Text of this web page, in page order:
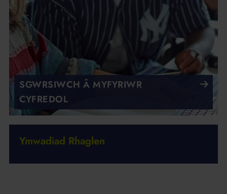
SGWRSIWCH Â MYFYRIWR
CYFREDOL
Ymwadiad Rhaglen